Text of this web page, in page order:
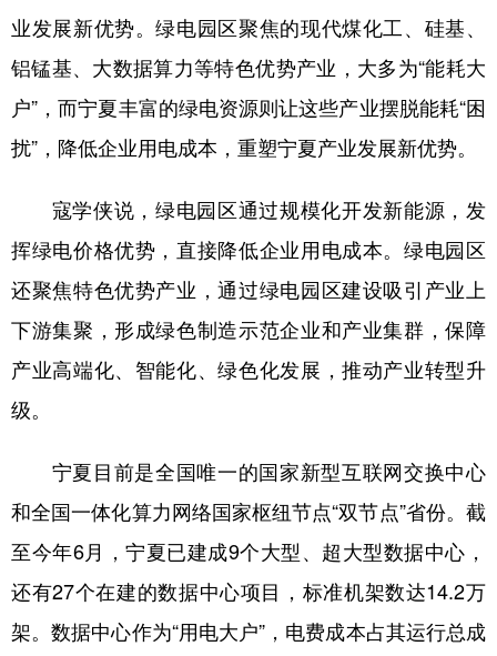
业发展新优势。绿电园区聚焦的现代煤化工、硅基、
铝锰基、大数据算力等特色优势产业，大多为“能耗大
户”，而宁夏丰富的绿电资源则让这些产业摆脱能耗“困
扰”，降低企业用电成本，重塑宁夏产业发展新优势。
寇学侠说，绿电园区通过规模化开发新能源，发
挥绿电价格优势，直接降低企业用电成本。绿电园区
还聚焦特色优势产业，通过绿电园区建设吸引产业上
下游集聚，形成绿色制造示范企业和产业集群，保障
产业高端化、智能化、绿色化发展，推动产业转型升
级。
宁夏目前是全国唯一的国家新型互联网交换中心
和全国一体化算力网络国家枢纽节点“双节点”省份。截
至今年6月，宁夏已建成9个大型、超大型数据中心，
还有27个在建的数据中心项目，标准机架数达14.2万
架。数据中心作为“用电大户”，电费成本占其运行总成